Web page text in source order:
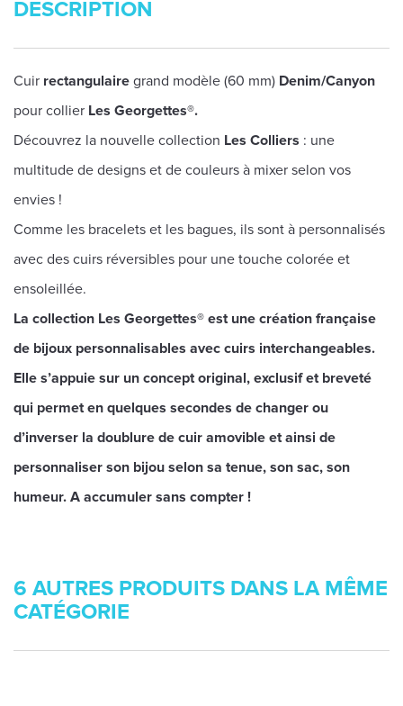
DESCRIPTION
Cuir rectangulaire grand modèle (60 mm) Denim/Canyon
pour collier Les Georgettes®.
Découvrez la nouvelle collection Les Colliers : une
multitude de designs et de couleurs à mixer selon vos
envies !
Comme les bracelets et les bagues, ils sont à personnalisés
avec des cuirs réversibles pour une touche colorée et
ensoleillée.
La collection Les Georgettes® est une création française
de bijoux personnalisables avec cuirs interchangeables.
Elle s’appuie sur un concept original, exclusif et breveté
qui permet en quelques secondes de changer ou
d’inverser la doublure de cuir amovible et ainsi de
personnaliser son bijou selon sa tenue, son sac, son
humeur. A accumuler sans compter !
6 AUTRES PRODUITS DANS LA MÊME
CATÉGORIE